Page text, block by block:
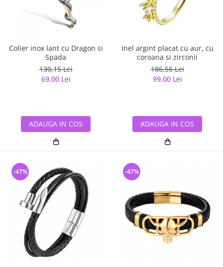
Colier inox lant cu Dragon si
Spada
130,15 Lei
69,00 Lei
ADAUGA IN COS
Inel argint placat cu aur, cu
coroana si zirconii
186,56 Lei
99,00 Lei
ADAUGA IN COS
-47% -47%